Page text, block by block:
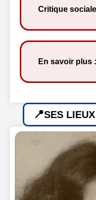
Critique
En savoir plus :
SES